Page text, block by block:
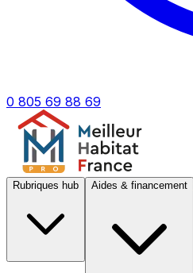
0 805 69 88 69
Rubriques hub Aides & financement